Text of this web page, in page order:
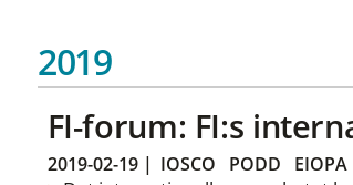
2019
FI-forum: FI:s
2019-02-19| IOSCO PODD EIOPA